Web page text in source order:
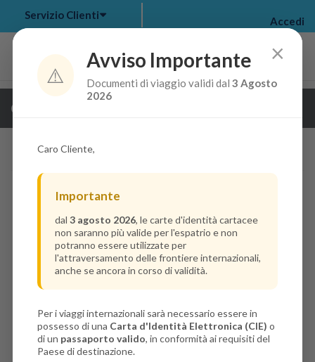
my bookings >
Servizio Clienti Accedi
Guarda i dettagli della crociera
×
⚠️
Avviso Importante
Documenti di viaggio validi dal3 Agosto
2026
Caro Cliente,
Importante
dal 3 agosto 2026, le carte d'identità cartacee
non saranno più valide per l'espatrio e non
potranno essere utilizzate per
l'attraversamento delle frontiere internazionali,
anche se ancora in corso di validità.
Per i viaggi internazionali sarà necessario essere in
possesso di una Carta d'Identità Elettronica (CIE) o
di un passaporto valido, in conformità ai requisiti del
Paese di destinazione.